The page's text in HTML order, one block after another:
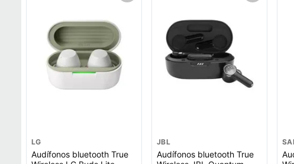
LG
Audífonos bluetooth True
JBL
Audífonos bluetooth True